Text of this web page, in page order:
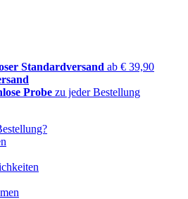
Standardversand ab € 39,90
Probe zu jeder Bestellung